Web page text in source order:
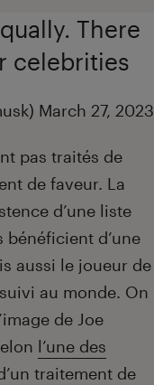
There
celebrities
March 27, 2023
pas traités de
de faveur. La
d’une liste
d’une
aussi le joueur de
au monde. On
de Joe
l’une des
traitement de